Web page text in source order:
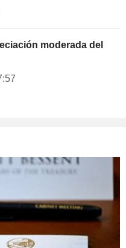
moderada del